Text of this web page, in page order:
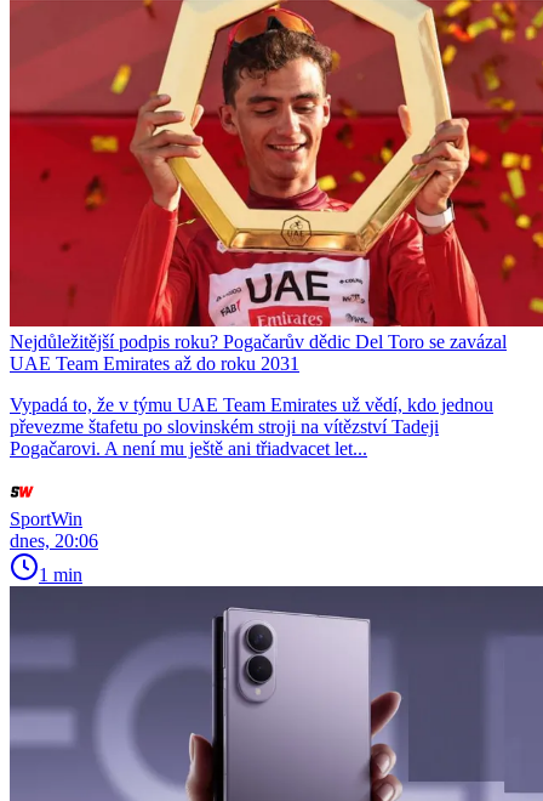
Nejdůležitější podpis roku? Pogačarův dědic Del Toro se zavázal
UAE Team Emirates až do roku 2031
Vypadá to, že v týmu UAE Team Emirates už vědí, kdo jednou
převezme štafetu po slovinském stroji na vítězství Tadeji
Pogačarovi. A není mu ještě ani třiadvacet let...
SportWin
dnes, 20:06
1 min